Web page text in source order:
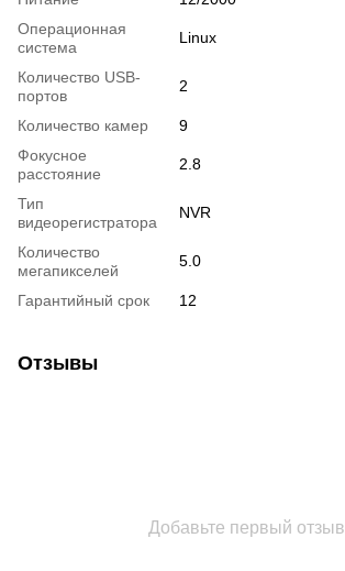
Операционная
система
Linux
Количество USB-
портов
2
Количество камер
9
Фокусное
расстояние
2.8
Тип
видеорегистратора
NVR
Количество
мегапикселей
5.0
Гарантийный срок 12
Отзывы
Добавьте первый отзыв